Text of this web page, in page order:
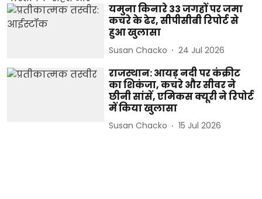
यमुना किनारे 33 जगहों पर जमा
कचरे के ढेर, सीपीसीबी रिपोर्ट से
हुआ खुलासा
Susan Chacko 24 Jul 2026
राजस्थान: आयड़ नदी पर कंक्रीट
का शिकंजा, कचरे और सीवर ने
छीनी सांसें, एमिकस क्यूरी ने रिपोर्ट
में किया खुलासा
Susan Chacko 15 Jul 2026